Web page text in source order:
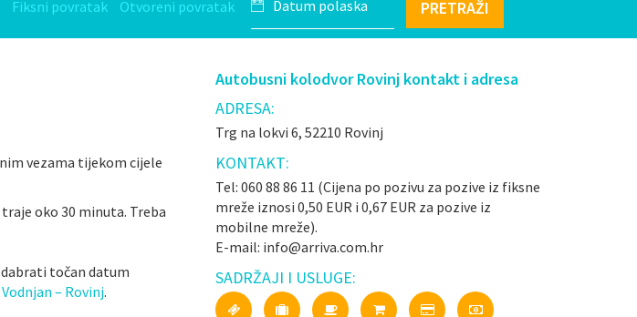
Fiksni povratak Otvoreni povratak PRETRAŽI
vezama tijekom cijele
oko 30 minuta. Treba
točan datum
Vodnjan – Rovinj.
Autobusni kolodvor Rovinj kontakt i adresa
ADRESA:
Trg na lokvi 6, 52210 Rovinj
KONTAKT:
Tel: 060 88 86 11 (Cijena po pozivu za pozive iz fiksne
mreže iznosi 0,50 EUR i 0,67 EUR za pozive iz
mobilne mreže).
E-mail: info@arriva.com.hr
SADRŽAJI I USLUGE: